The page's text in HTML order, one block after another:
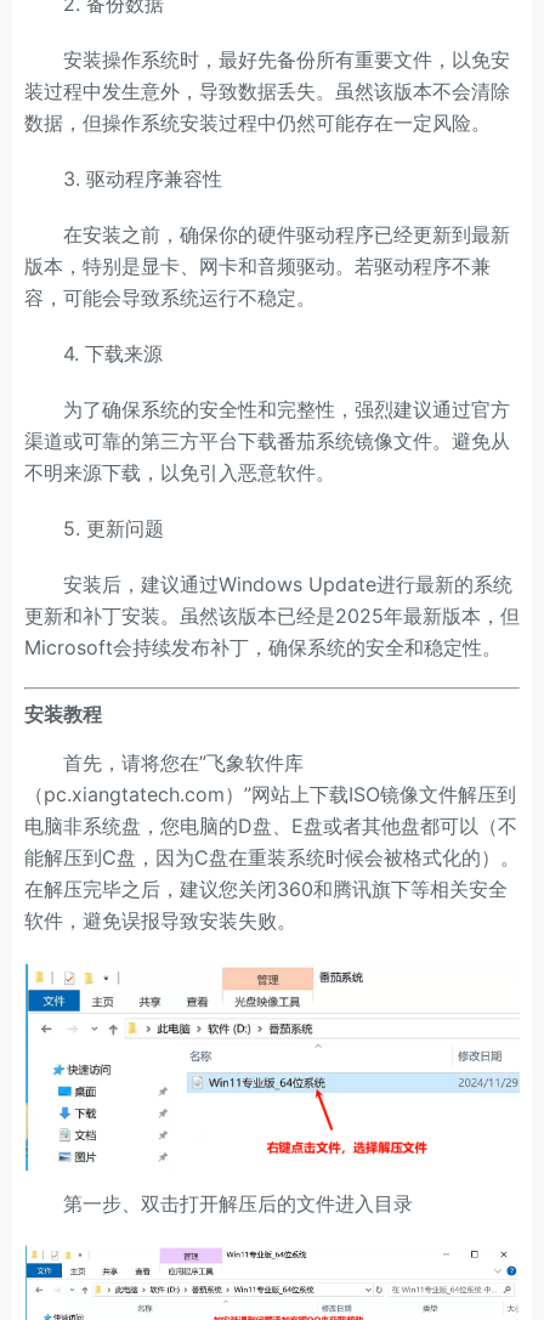
安装操作系统时，最好先备份所有重要文件，以免安
装过程中发生意外，导致数据丢失。虽然该版本不会清除
数据，但操作系统安装过程中仍然可能存在一定风险。
3. 驱动程序兼容性
在安装之前，确保你的硬件驱动程序已经更新到最新
版本，特别是显卡、网卡和音频驱动。若驱动程序不兼
容，可能会导致系统运行不稳定。
4. 下载来源
为了确保系统的安全性和完整性，强烈建议通过官方
渠道或可靠的第三方平台下载番茄系统镜像文件。避免从
不明来源下载，以免引入恶意软件。
5. 更新问题
安装后，建议通过Windows Update进行最新的系统
更新和补丁安装。虽然该版本已经是2025年最新版本，但
Microsoft会持续发布补丁，确保系统的安全和稳定性。
安装教程
首先，请将您在”飞象软件库
（pc.xiangtatech.com）”网站上下载ISO镜像文件解压到
电脑非系统盘，您电脑的D盘、E盘或者其他盘都可以（不
能解压到C盘，因为C盘在重装系统时候会被格式化的）。
在解压完毕之后，建议您关闭360和腾讯旗下等相关安全
软件，避免误报导致安装失败。
第一步、双击打开解压后的文件进入目录